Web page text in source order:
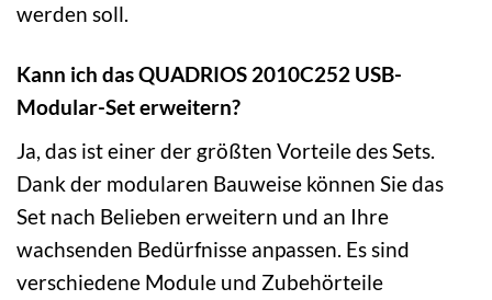
werden soll.
Kann ich das QUADRIOS 2010C252 USB-
Modular-Set erweitern?
Ja, das ist einer der größten Vorteile des Sets.
Dank der modularen Bauweise können Sie das
Set nach Belieben erweitern und an Ihre
wachsenden Bedürfnisse anpassen. Es sind
verschiedene Module und Zubehörteile